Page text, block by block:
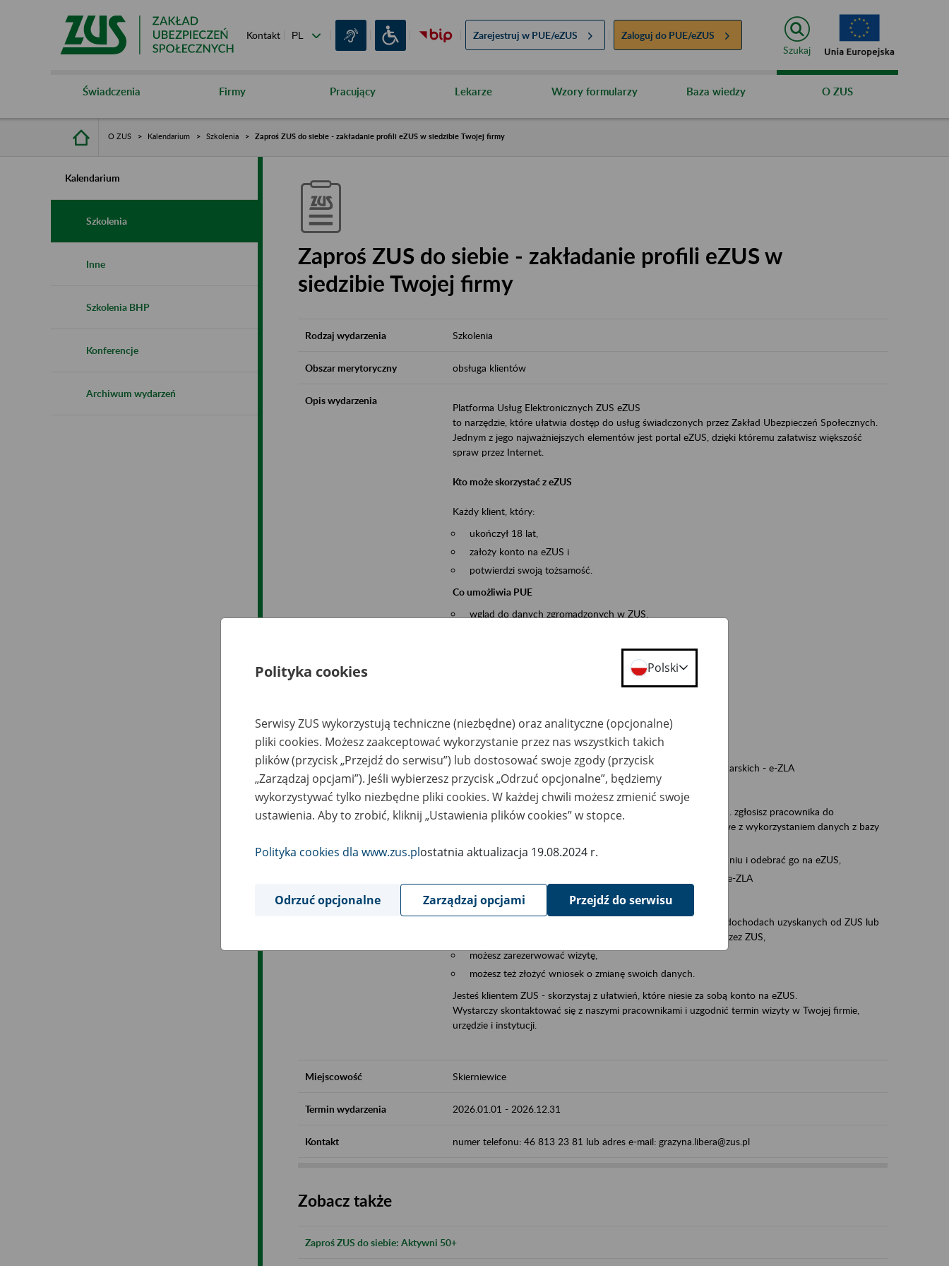
Kontakt Zarejestruj w PUE/eZUS Zaloguj do PUE/eZUS
Szukaj
Świadczenia Firmy Pracujący Lekarze Wzory formularzy Baza wiedzy O ZUS
O ZUS Kalendarium Szkolenia Zaproś ZUS do siebie - zakładanie profili eZUS w siedzibie Twojej firmy
Kalendarium
Szkolenia
Inne
Szkolenia BHP
Konferencje
Archiwum wydarzeń
Zaproś ZUS do siebie - zakładanie profili eZUS w
siedzibie Twojej firmy
Rodzaj wydarzenia Szkolenia
Obszar merytoryczny obsługa klientów
Opis wydarzenia
Platforma Usług Elektronicznych ZUS eZUS
to narzędzie, które ułatwia dostęp do usług świadczonych przez Zakład Ubezpieczeń Społecznych.
Jednym z jego najważniejszych elementów jest portal eZUS, dzięki któremu załatwisz większość
spraw przez Internet.
Kto może skorzystać z eZUS
Każdy klient, który:
ukończył 18 lat,
założy konto na eZUS i
potwierdzi swoją tożsamość.
Co umożliwia PUE
wgląd do danych zgromadzonych w ZUS,
składanie wniosków i otrzymywanie na nie odpowiedzi,
zadawanie pytań i otrzymywanie odpowiedzi z ZUS,
umawianie się na wizyty w jednostce ZUS.
możesz sprawdzić swoje dane zapisane na koncie w ZUS,
masz dostęp do informacji o stanie konta ubezpieczonego,
masz dostęp do informacji o wystawionych zwolnieniach lekarskich - e-ZLA
Jeśli jesteś płatnikiem składek (np. przedsiębiorcą)
możesz skorzystać z aplikacji ePłatnik, za pomocą której m.in. zgłosisz pracownika do
ubezpieczeń, wypełnisz i przekażesz dokumenty rozliczeniowe z wykorzystaniem danych z bazy
możesz złożyć wniosek o wydanie zaświadczenia o niezaleganiu i odebrać go na eZUS,
masz dostęp do zwolnień lekarskich swoich pracowników - e-ZLA
Jeśli jesteś świadczeniobiorcą
masz dostęp m.in. do formularza PIT 11A, czyli informacji o dochodach uzyskanych od ZUS lub
do formularza PIT 40A, czyli rocznego obliczenia podatku przez ZUS,
możesz zarezerwować wizytę,
możesz też złożyć wniosek o zmianę swoich danych.
Jesteś klientem ZUS - skorzystaj z ułatwień, które niesie za sobą konto na eZUS.
Wystarczy skontaktować się z naszymi pracownikami i uzgodnić termin wizyty w Twojej firmie,
urzędzie i instytucji.
Miejscowość Skierniewice
Termin wydarzenia 2026.01.01 - 2026.12.31
Kontakt numer telefonu: 46 813 23 81 lub adres e-mail: grazyna.libera@zus.pl
Zobacz także
Zaproś ZUS do siebie: Aktywni 50+
Polityka cookies Polski
Serwisy ZUS wykorzystują techniczne (niezbędne) oraz analityczne (opcjonalne)
pliki cookies. Możesz zaakceptować wykorzystanie przez nas wszystkich takich
plików (przycisk „Przejdź do serwisu”) lub dostosować swoje zgody (przycisk
„Zarządzaj opcjami”). Jeśli wybierzesz przycisk „Odrzuć opcjonalne”, będziemy
wykorzystywać tylko niezbędne pliki cookies. W każdej chwili możesz zmienić swoje
ustawienia. Aby to zrobić, kliknij „Ustawienia plików cookies” w stopce.
Polityka cookies dla www.zus.plostatnia aktualizacja 19.08.2024 r.
Odrzuć opcjonalne Zarządzaj opcjami Przejdź do serwisu